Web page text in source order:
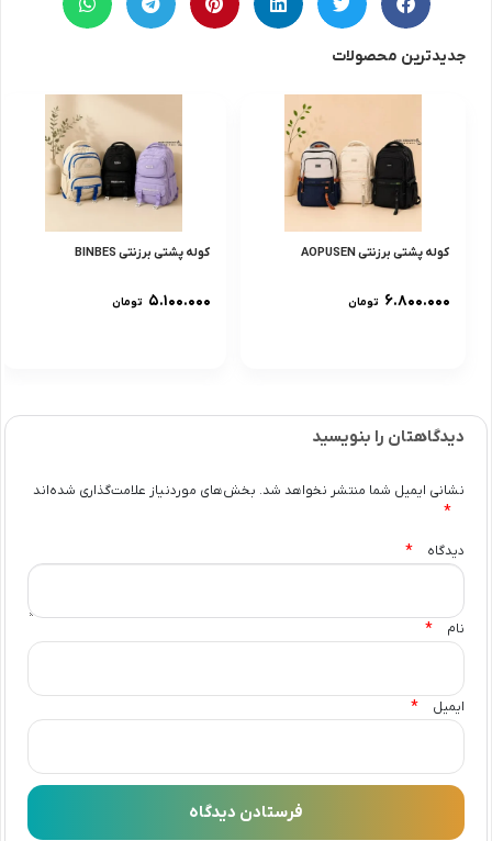
جدیدترین محصولات
کوله پشتی برزنتی AOPUSEN
۶.۸۰۰.۰۰۰ تومان
کوله پشتی برزنتی BINBES
۵.۱۰۰.۰۰۰ تومان
دیدگاهتان را بنویسید
نشانی ایمیل شما منتشر نخواهد شد. بخش‌های موردنیاز علامت‌گذاری شده‌اند
*
دیدگاه *
نام *
ایمیل *